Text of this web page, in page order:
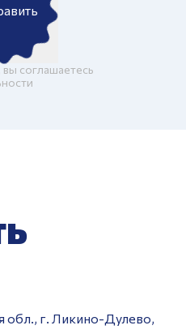
соглашаетесь
обл., г. Ликино-Дулево,